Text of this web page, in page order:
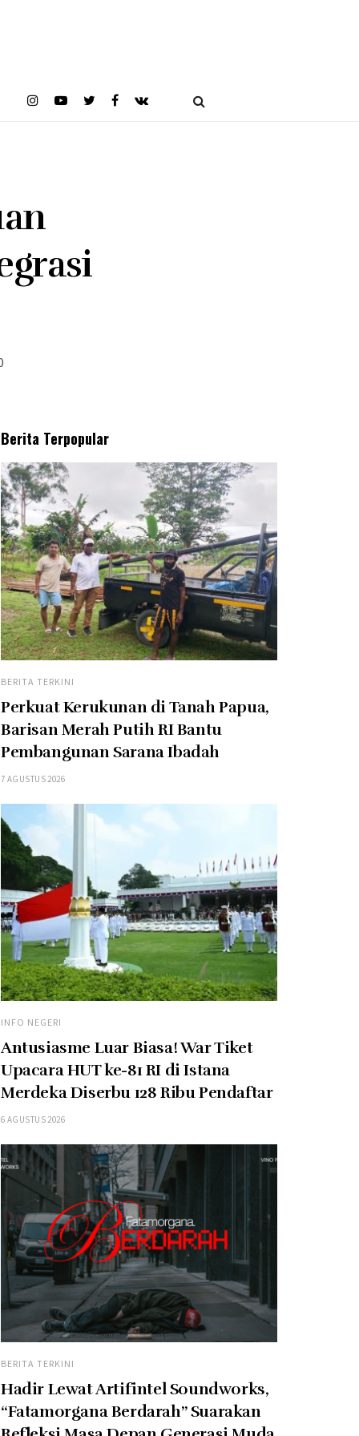
Berita Terpopular
BERITA TERKINI
Perkuat Kerukunan di Tanah Papua,
Barisan Merah Putih RI Bantu
Pembangunan Sarana Ibadah
7 AGUSTUS 2026
INFO NEGERI
Antusiasme Luar Biasa! War Tiket
Upacara HUT ke-81 RI di Istana
Merdeka Diserbu 128 Ribu Pendaftar
6 AGUSTUS 2026
BERITA TERKINI
Hadir Lewat Artifintel Soundworks,
“Fatamorgana Berdarah” Suarakan